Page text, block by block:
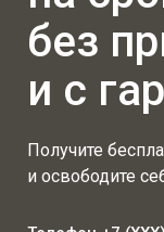
без
и с
Получите
и освободите